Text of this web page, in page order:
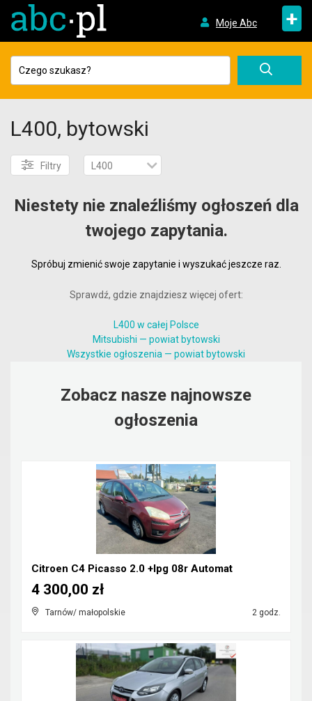
Moje Abc +
L400, bytowski
Filtry L400
Niestety nie znaleźliśmy ogłoszeń dla
twojego zapytania.
Spróbuj zmienić swoje zapytanie i wyszukać jeszcze raz.
Sprawdź, gdzie znajdziesz więcej ofert:
L400 w całej Polsce
Mitsubishi — powiat bytowski
Wszystkie ogłoszenia — powiat bytowski
Zobacz nasze najnowsze
ogłoszenia
Citroen C4 Picasso 2.0 +lpg 08r Automat
Tarnów/ małopolskie 2 godz.
4 300,00 zł